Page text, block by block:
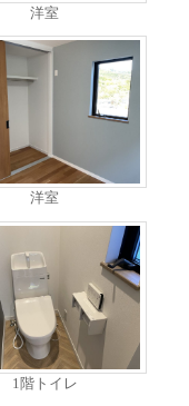
洋室
洋室
1階トイレ